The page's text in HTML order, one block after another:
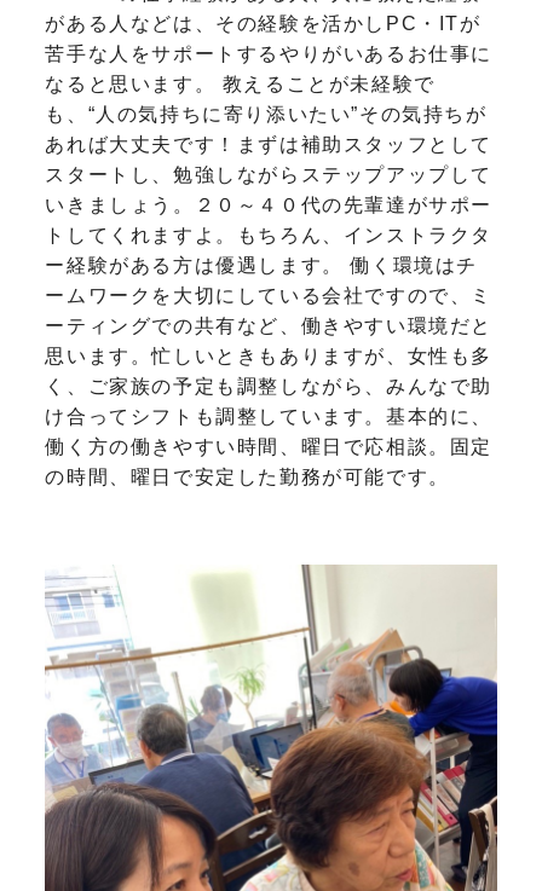
がある人などは、その経験を活かしPC・ITが
苦手な人をサポートするやりがいあるお仕事に
なると思います。
教えることが未経験で
も、“人の気持ちに寄り添いたい”その気持ちが
あれば大丈夫です！まずは補助スタッフとして
スタートし、勉強しながらステップアップして
いきましょう。２０～４０代の先輩達がサポー
トしてくれますよ。もちろん、インストラクタ
ー経験がある方は優遇します。
働く環境はチ
ームワークを大切にしている会社ですので、ミ
ーティングでの共有など、働きやすい環境だと
思います。忙しいときもありますが、女性も多
く、ご家族の予定も調整しながら、みんなで助
け合ってシフトも調整しています。基本的に、
働く方の働きやすい時間、曜日で応相談。固定
の時間、曜日で安定した勤務が可能です。